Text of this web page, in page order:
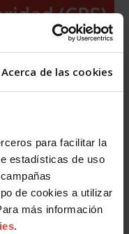
Acerca de las cookies
para facilitar la
estadísticas de uso
de cookies a utilizar
más información
.